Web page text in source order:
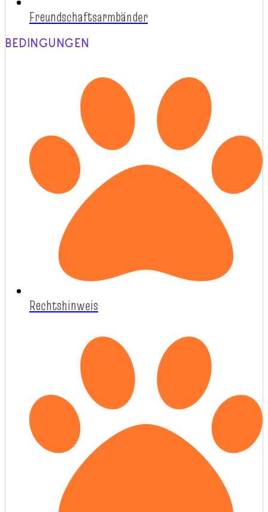
Freundschaftsarmbänder
BEDINGUNGEN
Rechtshinweis